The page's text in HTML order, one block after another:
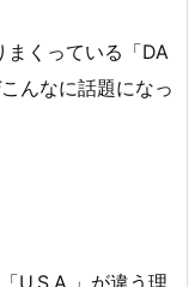
まくっている「DA
んなに話題になっ
U.S.A.」が違う理